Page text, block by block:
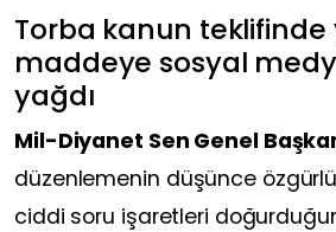
Torba kanun teklifinde
maddeye sosyal
yağdı
Mil-Diyanet Sen Genel
düzenlemenin düşünce
ciddi soru işaretleri